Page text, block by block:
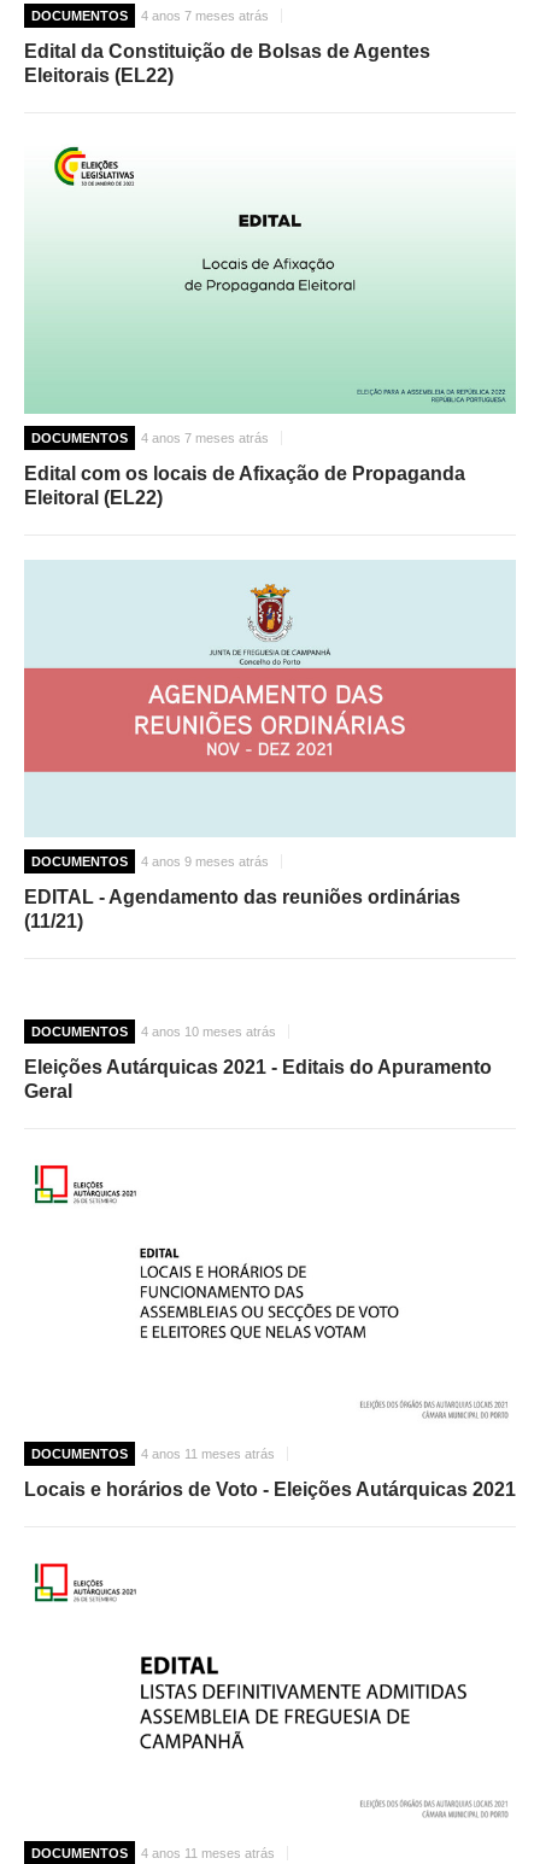
DOCUMENTOS 4 anos 7 meses atrás
Edital da Constituição de Bolsas de Agentes
Eleitorais (EL22)
DOCUMENTOS 4 anos 7 meses atrás
Edital com os locais de Afixação de Propaganda
Eleitoral (EL22)
DOCUMENTOS 4 anos 9 meses atrás
EDITAL - Agendamento das reuniões ordinárias
(11/21)
DOCUMENTOS 4 anos 10 meses atrás
Eleições Autárquicas 2021 - Editais do Apuramento
Geral
DOCUMENTOS 4 anos 11 meses atrás
Locais e horários de Voto - Eleições Autárquicas 2021
DOCUMENTOS 4 anos 11 meses atrás